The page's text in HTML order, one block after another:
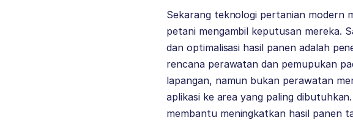
Sekarang teknologi pertanian modern
petani mengambil keputusan mereka.
dan optimalisasi hasil panen adalah
rencana perawatan dan pemupukan
lapangan, namun bukan perawatan
aplikasi ke area yang paling
membantu meningkatkan hasil panen